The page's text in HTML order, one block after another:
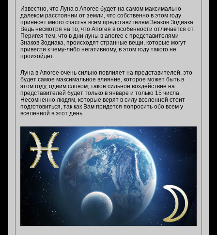
Известно, что Луна в Апогее будет на самом максимально
далеком расстоянии от земли, что собственно в этом году
принесет много счастья всем представителям Знаков Зодиака.
Ведь несмотря на то, что Апогея в особенности отличается от
Перигея тем, что в дни луны в апогее с представителями
Знаков Зодиака, происходят странные вещи, которые могут
привести к чему-либо негативному, в этом году такого не
произойдет.
Луна в Апогее очень сильно повлияет на представителей, это
будет самое максимальное влияние, которое может быть в
этом году, одним словом, такое сильное воздействие на
представителей будет только в январе и только 15 числа.
Несомненно людям, которые верят в силу вселенной стоит
подготовиться, так как Вам придется попросить обо всем у
вселенной в этот день.